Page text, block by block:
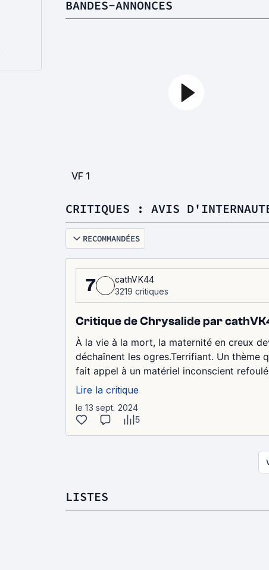
BANDES-ANNONCES
VF 1
CRITIQUES : AVIS
RECOMMANDÉES
7
cathVK44
3219 critiques
Critique de Chrysalide par
À la vie à la mort, la maternité en creux
déchaînent les ogres.Terrifiant. Un thème
fait appel à un matériel inconscient
Lire la critique
le 13 sept. 2024
5
LISTES